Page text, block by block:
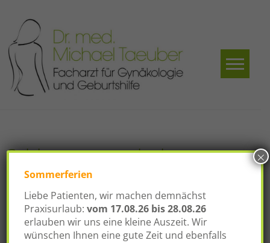
content
med.
Facharzt für
Gynäkologie und
Schlagwort:ambulante
Operation
Operative Leistungen
Posted on12. September 2016
Sommerferien
Liebe Patienten, wir machen demnächst
Praxisurlaub: vom 17.08.26 bis 28.08.26
erlauben wir uns eine kleine Auszeit. Wir
wünschen Ihnen eine gute Zeit und ebenfalls
×